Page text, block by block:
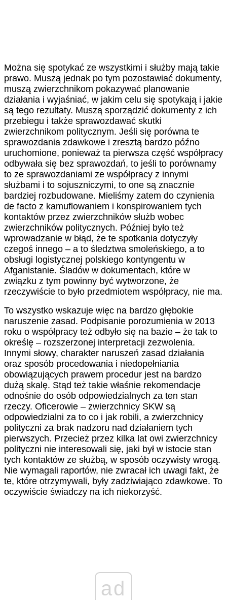
Można się spotykać ze wszystkimi i służby mają takie
prawo. Muszą jednak po tym pozostawiać dokumenty,
muszą zwierzchnikom pokazywać planowanie
działania i wyjaśniać, w jakim celu się spotykają i jakie
są tego rezultaty. Muszą sporządzić dokumenty z ich
przebiegu i także sprawozdawać skutki
zwierzchnikom politycznym. Jeśli się porówna te
sprawozdania zdawkowe i zresztą bardzo późno
uruchomione, ponieważ ta pierwsza część współpracy
odbywała się bez sprawozdań, to jeśli to porównamy
to ze sprawozdaniami ze współpracy z innymi
służbami i to sojuszniczymi, to one są znacznie
bardziej rozbudowane. Mieliśmy zatem do czynienia
de facto z kamuflowaniem i konspirowaniem tych
kontaktów przez zwierzchników służb wobec
zwierzchników politycznych. Później było też
wprowadzanie w błąd, że te spotkania dotyczyły
czegoś innego – a to śledztwa smoleńskiego, a to
obsługi logistycznej polskiego kontyngentu w
Afganistanie. Śladów w dokumentach, które w
związku z tym powinny być wytworzone, że
rzeczywiście to było przedmiotem współpracy, nie ma.
To wszystko wskazuje więc na bardzo głębokie
naruszenie zasad. Podpisanie porozumienia w 2013
roku o współpracy też odbyło się na bazie – że tak to
określę – rozszerzonej interpretacji zezwolenia.
Innymi słowy, charakter naruszeń zasad działania
oraz sposób procedowania i niedopełniania
obowiązujących prawem procedur jest na bardzo
dużą skalę. Stąd też takie właśnie rekomendacje
odnośnie do osób odpowiedzialnych za ten stan
rzeczy. Oficerowie – zwierzchnicy SKW są
odpowiedzialni za to co i jak robili, a zwierzchnicy
polityczni za brak nadzoru nad działaniem tych
pierwszych. Przecież przez kilka lat owi zwierzchnicy
polityczni nie interesowali się, jaki był w istocie stan
tych kontaktów ze służbą, w sposób oczywisty wrogą.
Nie wymagali raportów, nie zwracał ich uwagi fakt, że
te, które otrzymywali, były zadziwiająco zdawkowe. To
oczywiście świadczy na ich niekorzyść.
ad